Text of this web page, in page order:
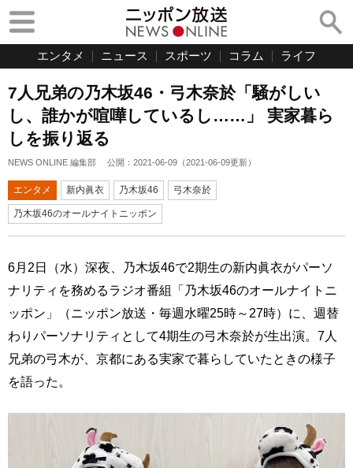
エンタメ ニュース スポーツ コラム ライフ
7人兄弟の乃木坂46・弓木奈於「騒がしい
し、誰かが喧嘩しているし……」 実家暮ら
しを振り返る
NEWS ONLINE 編集部 公開： 2021-06-09 （2021-06-09更新）
エンタメ 新内眞衣 乃木坂46 弓木奈於
乃木坂46のオールナイトニッポン
6月2日（水）深夜、乃木坂46で2期生の新内眞衣がパーソ
ナリティを務めるラジオ番組「乃木坂46のオールナイトニ
ッポン」（ニッポン放送・毎週水曜25時～27時）に、週替
わりパーソナリティとして4期生の弓木奈於が生出演。7人
兄弟の弓木が、京都にある実家で暮らしていたときの様子
を語った。